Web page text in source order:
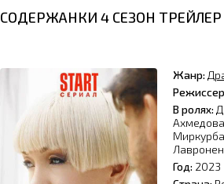
СОДЕРЖАНКИ 4 СЕЗОН
Жанр:
В ролях:
Год: 2023